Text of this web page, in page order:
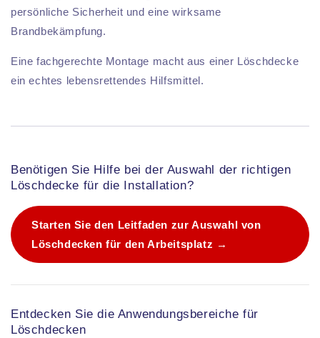
persönliche Sicherheit und eine wirksame
Brandbekämpfung.
Eine fachgerechte Montage macht aus einer Löschdecke
ein echtes lebensrettendes Hilfsmittel.
Benötigen Sie Hilfe bei der Auswahl der richtigen
Löschdecke für die Installation?
Starten Sie den Leitfaden zur Auswahl von
Löschdecken für den Arbeitsplatz →
Entdecken Sie die Anwendungsbereiche für
Löschdecken